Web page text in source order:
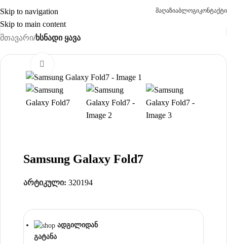
Skip to navigation
Skip to main content
მაღაზიაბლოგიკონტაქტი
მთავარი ხსნადი ყავა
Samsung Galaxy Fold7
არტიკული: 320194
ადგილიდან
გატანა